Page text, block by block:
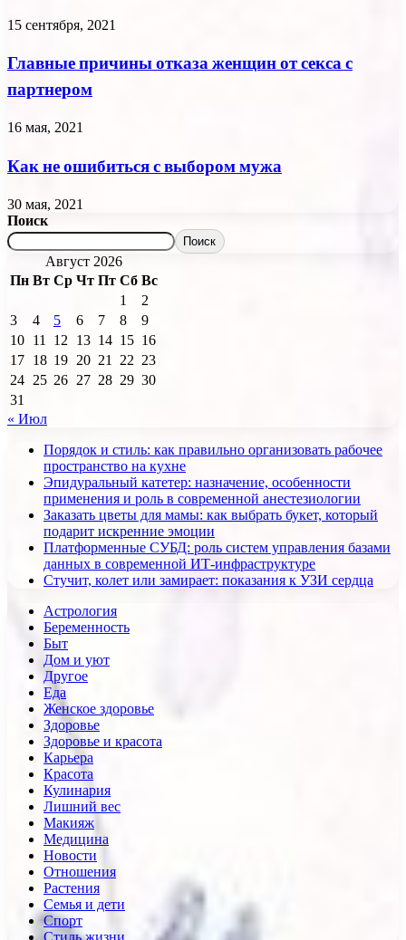
15 сентября, 2021
Главные причины отказа женщин от секса с
партнером
16 мая, 2021
Как не ошибиться с выбором мужа
30 мая, 2021
Поиск
Поиск
Август 2026
Пн Вт Ср Чт Пт Сб Вс
1
2
3
4 5 6 7 8
9
10 11 12 13 14 15 16
17 18 19 20 21 22 23
24 25 26 27 28 29 30
31
« Июл
Порядок и стиль: как правильно организовать рабочее
пространство на кухне
Эпидуральный катетер: назначение, особенности
применения и роль в современной анестезиологии
Заказать цветы для мамы: как выбрать букет, который
подарит искренние эмоции
Платформенные СУБД: роль систем управления базами
данных в современной ИТ-инфраструктуре
Стучит, колет или замирает: показания к УЗИ сердца
Астрология
Беременность
Быт
Дом и уют
Другое
Еда
Женское здоровье
Здоровье
Здоровье и красота
Карьера
Красота
Кулинария
Лишний вес
Макияж
Медицина
Новости
Отношения
Растения
Семья и дети
Спорт
Стиль жизни